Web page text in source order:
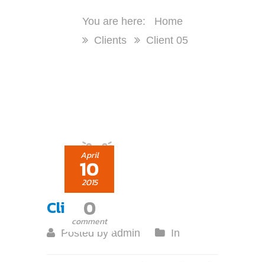
Home
Clients
Client 05
April
10
2015
0
comment
Client 05
Posted by admin In